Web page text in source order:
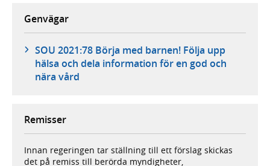
Genvägar
SOU 2021:78 Börja med barnen! Följa upp
hälsa och dela information för en god och
nära vård
Remisser
Innan regeringen tar ställning till ett förslag skickas
det på remiss till berörda myndigheter,